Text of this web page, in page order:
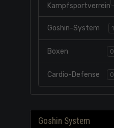
Kampfsportverrein
Goshin-System 1
Boxen 0
Cardio-Defense 0
Goshin System